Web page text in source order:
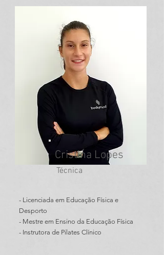
Cristina Lopes
Técnica
- Licenciada em Educação Física e
Desporto
- Mestre em Ensino da Educação Física
- Instrutora de Pilates Clínico